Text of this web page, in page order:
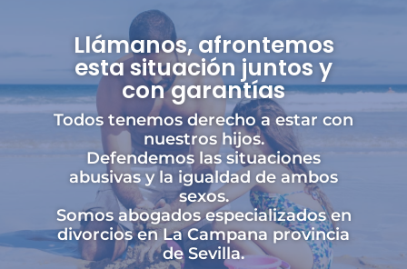
Llámanos, afrontemos
esta situación juntos y
con garantías
Todos tenemos derecho a estar con
nuestros hijos.
Defendemos las situaciones
abusivas y la igualdad de ambos
sexos.
Somos abogados especializados en
divorcios en La Campana provincia
de Sevilla.